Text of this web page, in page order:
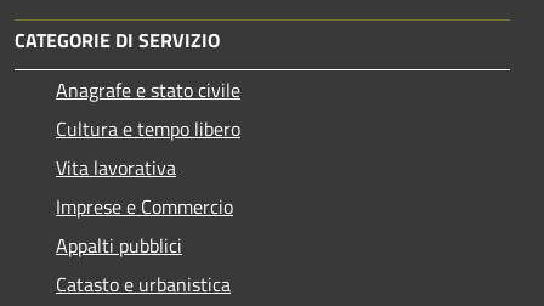
CATEGORIE DI SERVIZIO
Anagrafe e stato civile
Cultura e tempo libero
Vita lavorativa
Imprese e Commercio
Appalti pubblici
Catasto e urbanistica